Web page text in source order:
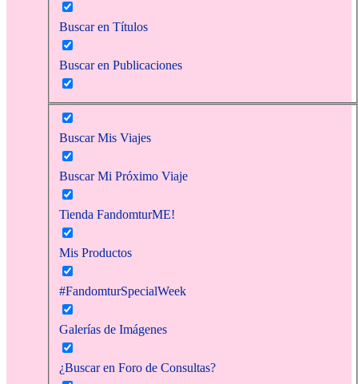
Buscar en Títulos
Buscar en Publicaciones
Buscar Mis Viajes
Buscar Mi Próximo Viaje
Tienda FandomturME!
Mis Productos
#FandomturSpecialWeek
Galerías de Imágenes
¿Buscar en Foro de Consultas?